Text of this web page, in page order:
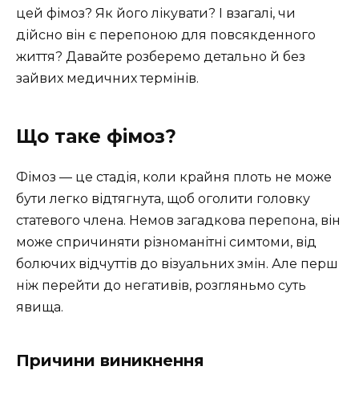
цей фімоз? Як його лікувати? І взагалі, чи
дійсно він є перепоною для повсякденного
життя? Давайте розберемо детально й без
зайвих медичних термінів.
Що таке фімоз?
Фімоз — це стадія, коли крайня плоть не може
бути легко відтягнута, щоб оголити головку
статевого члена. Немов загадкова перепона, він
може спричиняти різноманітні симтоми, від
болючих відчуттів до візуальних змін. Але перш
ніж перейти до негативів, розгляньмо суть
явища.
Причини виникнення